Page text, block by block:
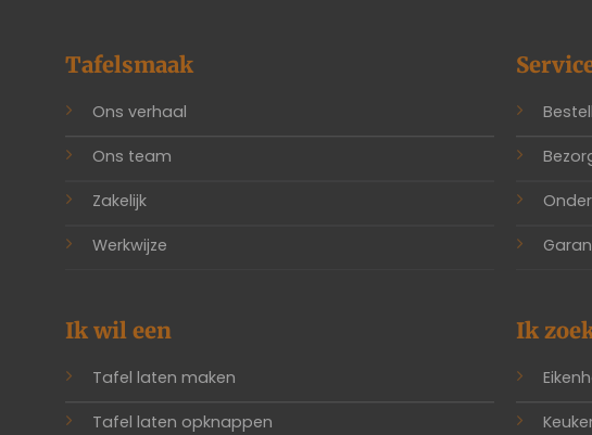
Tafelsmaak
Ons verhaal
Ons team
Zakelijk
Werkwijze
Ik wil een
Tafel laten maken
Tafel laten opknappen
Ik